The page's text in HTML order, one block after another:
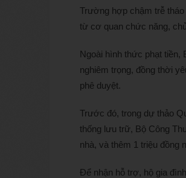
Trường hợp chậm trễ
từ cơ quan chức năng,
Ngoài hình thức phạt tiền,
nghiêm trọng, đồng thời
phê duyệt.
Trước đó, trong dự thảo
thống lưu trữ, Bộ Công
nhà, và thêm 1 triệu đồng
Để nhận hỗ trợ, hộ gia